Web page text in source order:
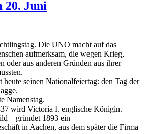
20. Juni
Die UNO macht auf das
aufmerksam, die wegen Krieg,
oder aus anderen Gründen aus ihrer
seinen Nationalfeiertag: den Tag der
Namenstag.
wird Victoria I. englische Königin.
– gründet 1893 ein
in Aachen, aus dem später die Firma